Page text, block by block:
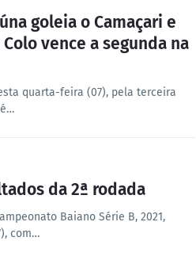
goleia o Camaçari e
vence a segunda na
quarta-feira (07), pela terceira
da 2ª rodada
Baiano Série B, 2021,
com…